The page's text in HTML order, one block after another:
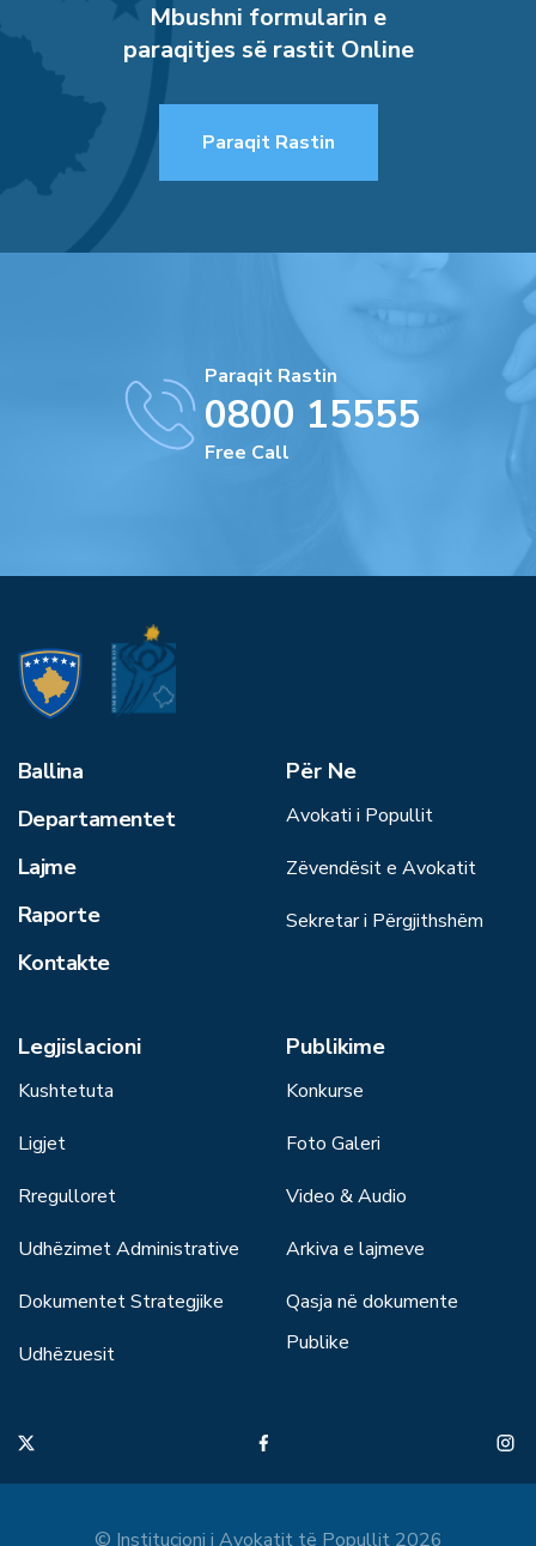
Mbushni formularin e
paraqitjes së rastit Online
Paraqit Rastin
Paraqit Rastin
0800 15555
Free Call
Ballina
Departamentet
Lajme
Raporte
Kontakte
Për Ne
Avokati i Popullit
Zëvendësit e Avokatit
Sekretar i Përgjithshëm
Legjislacioni
Kushtetuta
Ligjet
Rregulloret
Udhëzimet Administrative
Dokumentet Strategjike
Udhëzuesit
Publikime
Konkurse
Foto Galeri
Video & Audio
Arkiva e lajmeve
Qasja në dokumente
Publike
© Institucioni i Avokatit të Popullit 2026